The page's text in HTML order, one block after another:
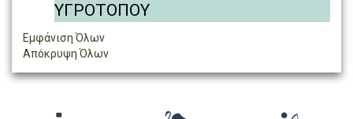
ΥΓΡΟΤΟΠΟΥ
Εμφάνιση Όλων
Απόκρυψη Όλων